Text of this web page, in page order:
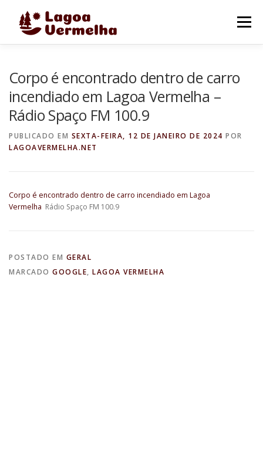
Menu
FALE CONOSCO
Corpo é encontrado dentro de carro
incendiado em Lagoa Vermelha –
Rádio Spaço FM 100.9
PUBLICADO EM SEXTA-FEIRA, 12 DE JANEIRO DE 2024 POR
LAGOAVERMELHA.NET
Corpo é encontrado dentro de carro incendiado em Lagoa
Vermelha Rádio Spaço FM 100.9
POSTADO EM GERAL
MARCADO GOOGLE, LAGOA VERMELHA